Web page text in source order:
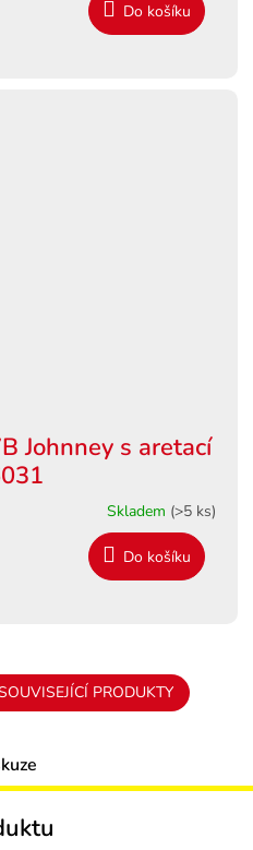
Do košíku
Johnney s aretací
Skladem (>5 ks)
Do košíku
PRODUKTY